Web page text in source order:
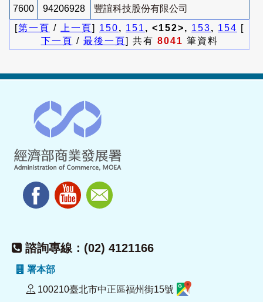
7600 94206928
豐誼科技股份有限公司
[第一頁 / 上一頁] 150, 151 , <152>, 153, 154 [
下一頁 / 最後一頁] 共有 8041 筆資料
諮詢專線：(02) 4121166
署本部
100210臺北市中正區福州街15號